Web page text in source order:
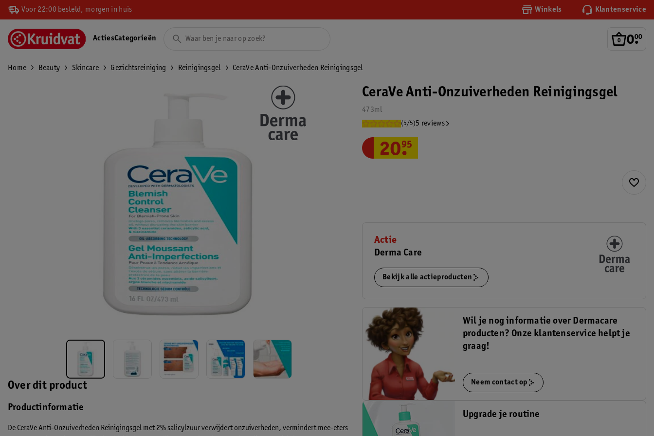
Voor 22:00 besteld, morgen in huis Winkels Klantenservice
0.
00
ActiesCategorieën
Home Beauty Skincare Gezichtsreiniging Reinigingsgel CeraVe Anti-Onzuiverheden Reinigingsgel
Over dit product
Productinformatie
De CeraVe Anti-Onzuiverheden Reinigingsgel met 2% salicylzuur verwijdert onzuiverheden, vermindert mee-eters
CeraVe Anti-Onzuiverheden Reinigingsgel
473ml
(5/5)5 reviews
20.
95
Actie
Derma Care
Bekijk alle actieproducten
Wil je nog informatie over Dermacare
producten? Onze klantenservice helpt je
graag!
Neem contact op
Upgrade je routine